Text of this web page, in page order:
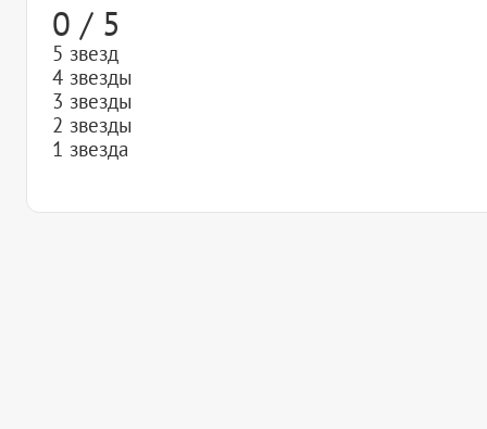
0 / 5
5 звезд
4 звезды
3 звезды
2 звезды
1 звезда